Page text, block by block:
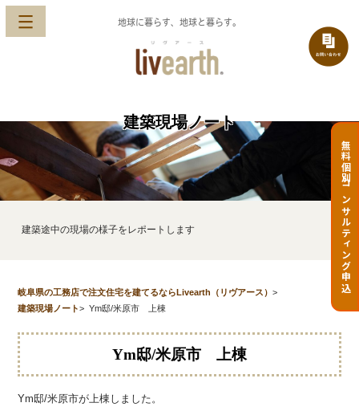
地球に暮らす、地球と暮らす。
無料個別コンサルティング申込
建築現場ノート
建築途中の現場の様子をレポートします
岐阜県の工務店で注文住宅を建てるならLivearth（リヴアース）>
建築現場ノート> Ym邸/米原市 上棟
Ym邸/米原市 上棟
Ym邸/米原市が上棟しました。